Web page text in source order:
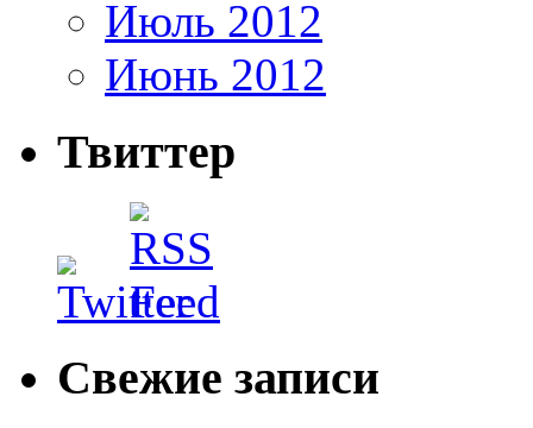
Июль 2012
Июнь 2012
Твиттер
Свежие записи